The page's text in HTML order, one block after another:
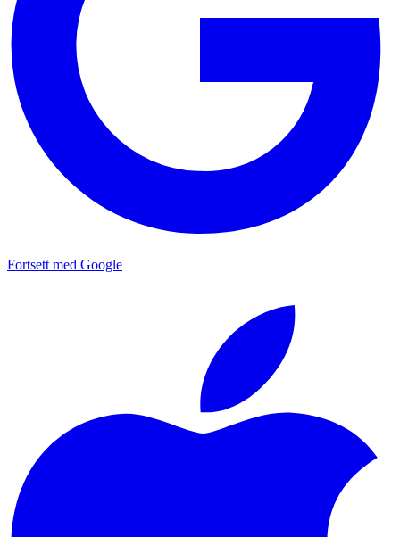
Fortsett med Google